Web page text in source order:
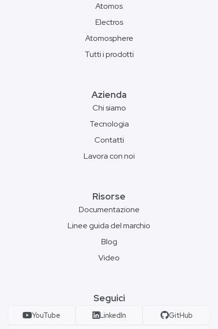
Atomos
Electros
Atomosphere
Tutti i prodotti
Azienda
Chi siamo
Tecnologia
Contatti
Lavora con noi
Risorse
Documentazione
Linee guida del marchio
Blog
Video
Seguici
YouTube LinkedIn GitHub